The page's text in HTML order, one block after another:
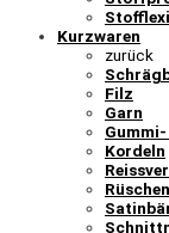
Kurzwaren
zurück
Filz
Garn
Kordeln